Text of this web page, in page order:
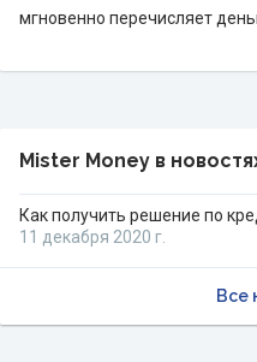
мгновенно перечисляет
Mister Money в
Как получить решение по
11 декабря 2020 г.
Все